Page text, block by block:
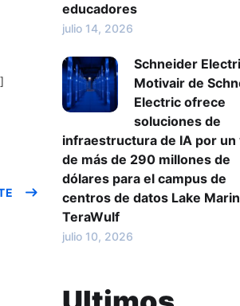
educadores
julio 14, 2026
Schneider
Motivair de
Electric ofrece
soluciones de
infraestructura de IA por un
de más de 290 millones de
dólares para el campus de
centros de datos Lake
TeraWulf
julio 10, 2026